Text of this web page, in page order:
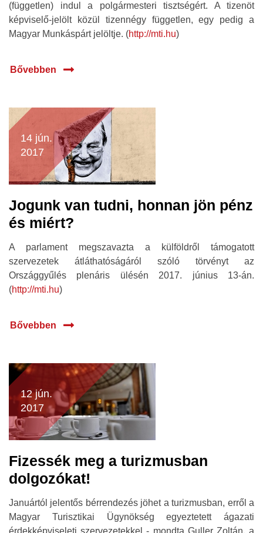
(független) indul a polgármesteri tisztségért. A tizenöt
képviselő-jelölt közül tizennégy független, egy pedig a
Magyar Munkáspárt jelöltje. (http://mti.hu)
Bővebben
14 jún.
2017
Jogunk van tudni, honnan jön pénz
és miért?
A parlament megszavazta a külföldről támogatott
szervezetek átláthatóságáról szóló törvényt az
Országgyűlés plenáris ülésén 2017. június 13-án.
(http://mti.hu)
Bővebben
12 jún.
2017
Fizessék meg a turizmusban
dolgozókat!
Januártól jelentős bérrendezés jöhet a turizmusban, erről a
Magyar Turisztikai Ügynökség egyeztetett ágazati
érdekképviseleti szervezetekkel - mondta Guller Zoltán, a